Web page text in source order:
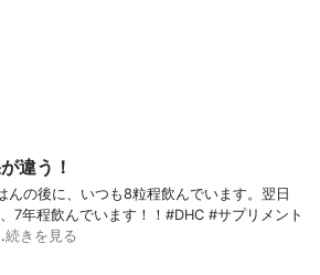
違う！
んの後に、いつも8粒程飲んでいます。翌日
7年程飲んでいます！！#DHC #サプリメント
続きを見る